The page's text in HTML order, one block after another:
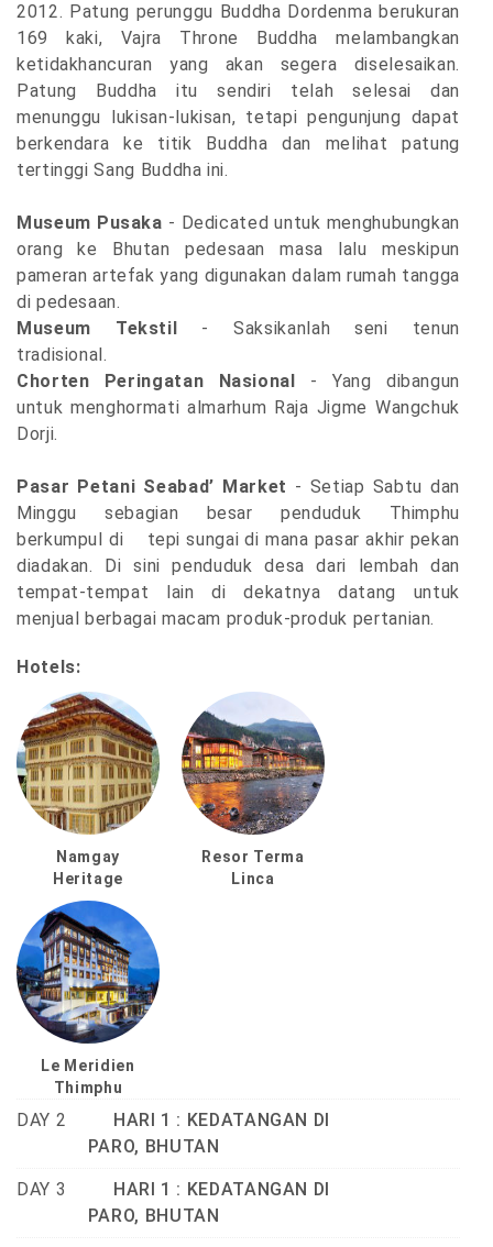
2012. Patung perunggu Buddha Dordenma berukuran
169 kaki, Vajra Throne Buddha melambangkan
ketidakhancuran yang akan segera diselesaikan.
Patung Buddha itu sendiri telah selesai dan
menunggu lukisan-lukisan, tetapi pengunjung dapat
berkendara ke titik Buddha dan melihat patung
tertinggi Sang Buddha ini.
Museum Pusaka - Dedicated untuk menghubungkan
orang ke Bhutan pedesaan masa lalu meskipun
pameran artefak yang digunakan dalam rumah tangga
di pedesaan.
Museum Tekstil - Saksikanlah seni tenun
tradisional.
Chorten Peringatan Nasional - Yang dibangun
untuk menghormati almarhum Raja Jigme Wangchuk
Dorji.
Pasar Petani Seabad’ Market - Setiap Sabtu dan
Minggu sebagian besar penduduk Thimphu
berkumpul di tepi sungai di mana pasar akhir pekan
diadakan. Di sini penduduk desa dari lembah dan
tempat-tempat lain di dekatnya datang untuk
menjual berbagai macam produk-produk pertanian.
Hotels:
Namgay
Heritage
Resor Terma
Linca
Le Meridien
Thimphu
DAY 2
HARI 1 : KEDATANGAN DI
PARO, BHUTAN
DAY 3
HARI 1 : KEDATANGAN DI
PARO, BHUTAN